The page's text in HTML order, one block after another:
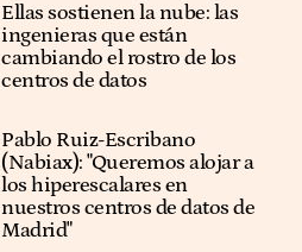
Ellas sostienen la nube: las
ingenieras que están
cambiando el rostro de los
centros de datos
Pablo Ruiz-Escribano
(Nabiax): "Queremos alojar a
los hiperescalares en
nuestros centros de datos de
Madrid"